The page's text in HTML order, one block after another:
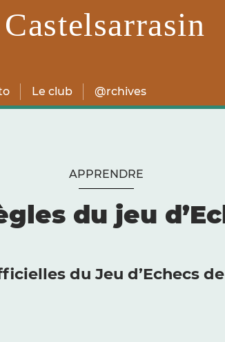
Le club @rchives
APPRENDRE
du jeu
du Jeu d’Echecs